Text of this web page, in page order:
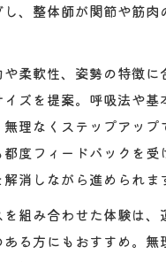
、整体師が関節や筋肉
柔軟性、姿勢の特徴に
ズを提案。呼吸法や基
理なくステップアップ
度フィードバックを受
消しながら進められま
組み合わせた体験は、
る方にもおすすめ。無